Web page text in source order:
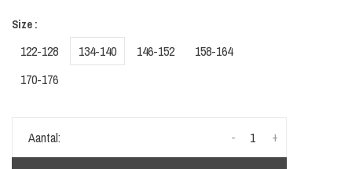
Size :
122-128 134-140 146-152
158-164
170-176
Aantal: +
-